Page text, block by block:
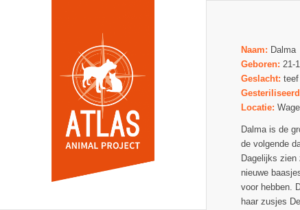
Naam: Dalma
Geboren: 21-
Geslacht: teef
Locatie:
Dalma is de
de volgende
Dagelijks zien
nieuwe
voor hebben.
haar zusjes